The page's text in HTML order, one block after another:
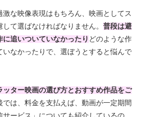
激な映像表現はもちろん、映画としてス
して選ばなければなりません。 普段は避
に追いついていなかったり どのような作
いなかったりで、選ぼうとすると悩んで
ッター映画の選び方とおすすめ作品をご
では、料金を支払えば、動画が一定期間